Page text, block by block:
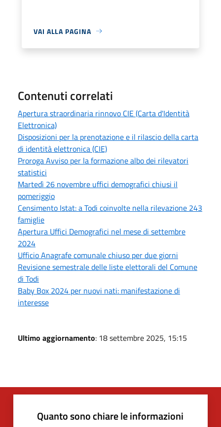
VAI ALLA PAGINA
Contenuti correlati
Apertura straordinaria rinnovo CIE (Carta d'Identità
Elettronica)
Disposizioni per la prenotazione e il rilascio della carta
di identità elettronica (CIE)
Proroga Avviso per la formazione albo dei rilevatori
statistici
Martedì 26 novembre uffici demografici chiusi il
pomeriggio
Censimento Istat: a Todi coinvolte nella rilevazione 243
famiglie
Apertura Uffici Demografici nel mese di settembre
2024
Ufficio Anagrafe comunale chiuso per due giorni
Revisione semestrale delle liste elettorali del Comune
di Todi
Baby Box 2024 per nuovi nati: manifestazione di
interesse
Ultimo aggiornamento: 18 settembre 2025, 15:15
Quanto sono chiare le informazioni